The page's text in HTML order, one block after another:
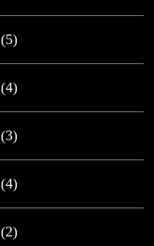
(5)
(4)
(3)
(4)
(2)